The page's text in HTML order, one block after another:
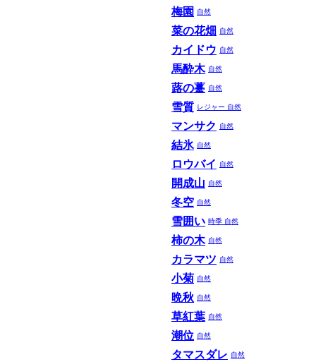
梅園 自然
菜の花畑 自然
カイドウ 自然
馬酔木 自然
蕗の薹 自然
雪質 レジャー 自然
マンサク 自然
結氷 自然
ロウバイ 自然
開成山 自然
冬空 自然
雪囲い 時季 自然
柿の木 自然
カラマツ 自然
小菊 自然
晩秋 自然
草紅葉 自然
潮位 自然
タマスダレ 自然